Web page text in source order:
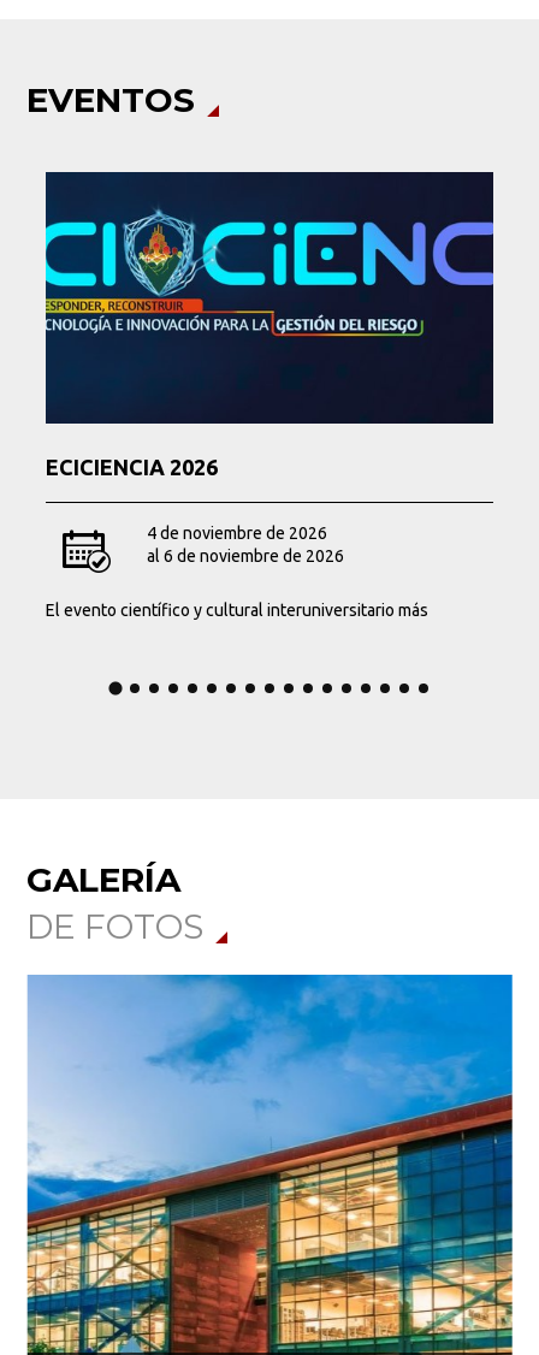
EVENTOS
ECICIENCIA 2026
4 de noviembre de 2026
al 6 de noviembre de 2026
El evento científico y cultural interuniversitario más
GALERÍA
DE FOTOS